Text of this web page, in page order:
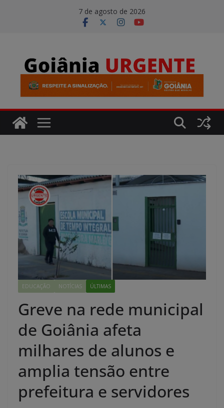
7 de agosto de 2026
EDUCAÇÃO NOTÍCIAS ÚLTIMAS
Greve na rede municipal
de Goiânia afeta
milhares de alunos e
amplia tensão entre
prefeitura e servidores
modal-check